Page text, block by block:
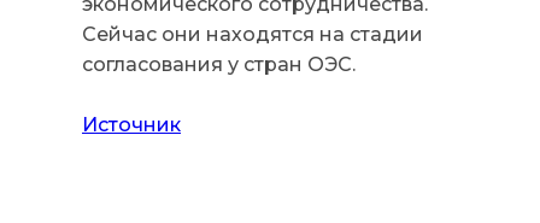
Сейчас они находятся на стадии
согласования у стран ОЭС.
Источник